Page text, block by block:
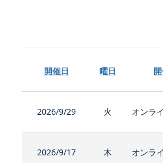
開催日 曜日
2026/9/29 火 オンラ
2026/9/17 木 オンラ